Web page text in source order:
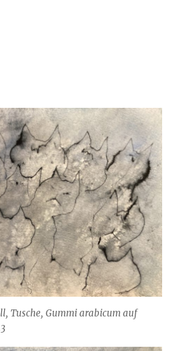
Tusche, Gummi arabicum auf